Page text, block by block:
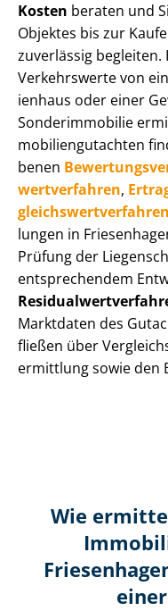
Kosten beraten und
Objektes bis zur
zuverlässig
Verkehrswerte von
i­en­haus oder einer
Sonderimmobilie
mo­bi­li­en­gut­ach­ten
be­nen
wert­ver­fah­ren,
gleichs­wert­ver­fah­ren
lun­gen in
Prüfung der
entsprechendem
Marktdaten des
fließen über
ermitt­lung sowie den
Wie